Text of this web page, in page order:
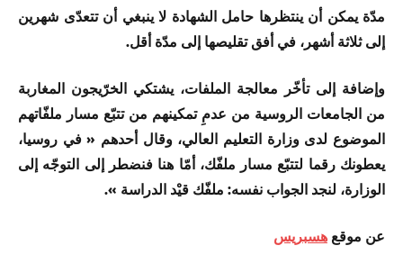
مدّة يمكن أن ينتظرها حامل الشهادة لا ينبغي أن تتعدّى شهرين
إلى ثلاثة أشهر، في أفق تقليصها إلى مدّة أقل.
وإضافة إلى تأخّر معالجة الملفات، يشتكي الخرّيجون المغاربة
من الجامعات الروسية من عدمِ تمكينهم من تتبّع مسار ملفّاتهم
الموضوع لدى وزارة التعليم العالي، وقال أحدهم « في روسيا،
يعطونك رقما لتتبّع مسار ملفّك، أمّا هنا فنضطر إلى التوجّه إلى
الوزارة، لنجد الجواب نفسه: ملفّك قيْد الدراسة ».
عن موقع هسبريس